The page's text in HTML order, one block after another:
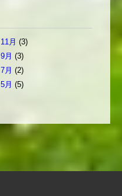
11月 (3)
9月 (3)
7月 (2)
5月 (5)